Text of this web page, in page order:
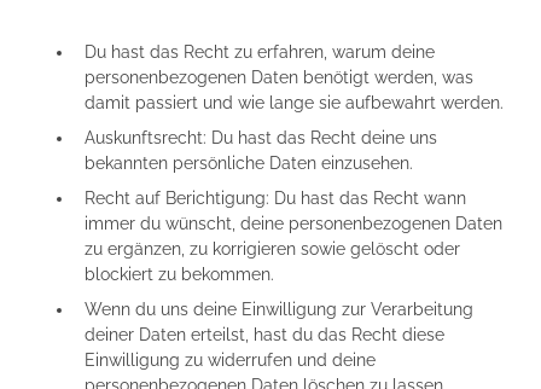
Du hast das Recht zu erfahren, warum deine
personenbezogenen Daten benötigt werden, was
damit passiert und wie lange sie aufbewahrt werden.
Auskunftsrecht: Du hast das Recht deine uns
bekannten persönliche Daten einzusehen.
Recht auf Berichtigung: Du hast das Recht wann
immer du wünscht, deine personenbezogenen Daten
zu ergänzen, zu korrigieren sowie gelöscht oder
blockiert zu bekommen.
Wenn du uns deine Einwilligung zur Verarbeitung
deiner Daten erteilst, hast du das Recht diese
Einwilligung zu widerrufen und deine
personenbezogenen Daten löschen zu lassen.